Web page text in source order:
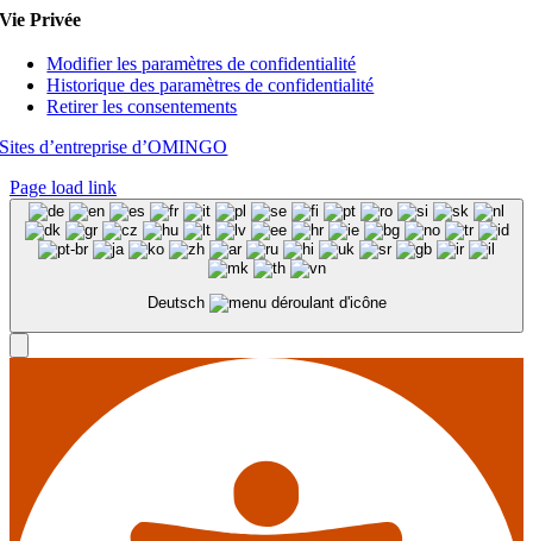
Vie Privée
Modifier les paramètres de confidentialité
Historique des paramètres de confidentialité
Retirer les consentements
Sites d’entreprise d’OMINGO
Page load link
Deutsch